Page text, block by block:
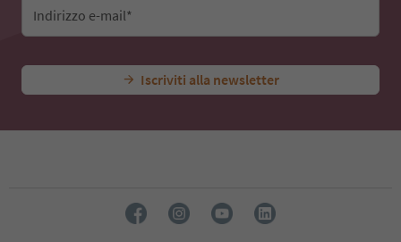
Indirizzo e-mail*
Iscriviti alla newsletter